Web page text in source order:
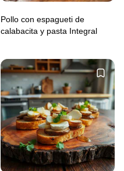
Pollo con espagueti de
calabacita y pasta Integral